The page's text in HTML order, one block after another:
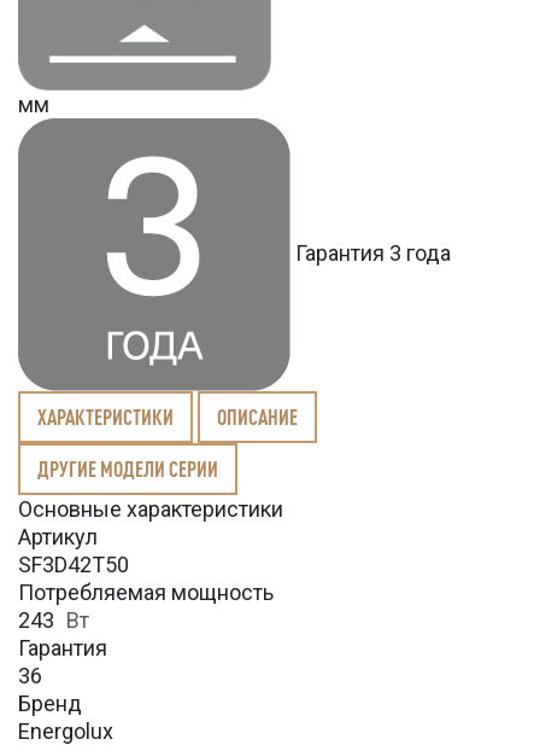
мм
Гарантия 3 года
ХАРАКТЕРИСТИКИ ОПИСАНИЕ
ДРУГИЕ МОДЕЛИ СЕРИИ
Основные характеристики
Артикул
SF3D42T50
Потребляемая мощность
243 Вт
Гарантия
36
Бренд
Energolux